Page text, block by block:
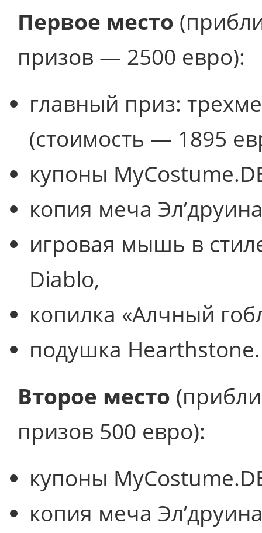
Первое место
призов — 2500 евро):
главный приз:
(стоимость — 1895
купоны
копия меча
игровая мышь в
Diablo,
копилка «Алчный
подушка Hearthstone.
Второе место
призов 500 евро):
купоны
копия меча